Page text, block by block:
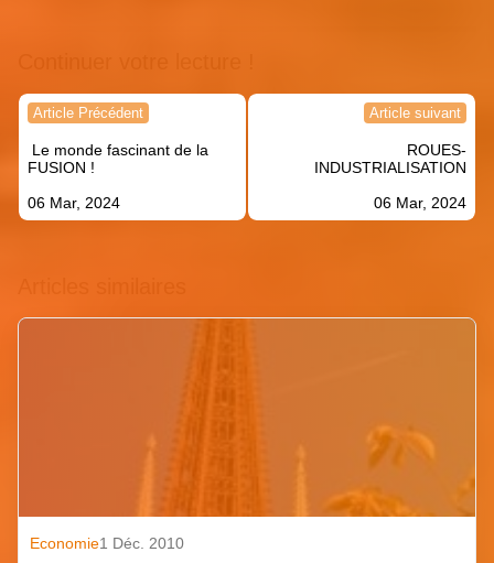
Navigation
l’article
Article Précédent
Le monde fascinant de la
FUSION !
06 Mar, 2024
Article suivant
ROUES-
INDUSTRIALISATION
06 Mar, 2024
Economie1 Déc. 2010